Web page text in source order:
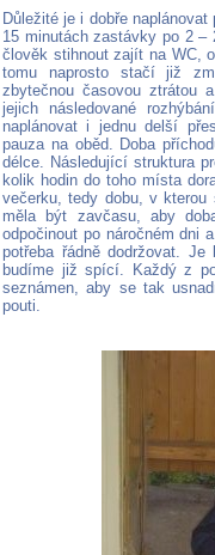
Důležité je i dobře
15 minutách zastávky po 2
člověk stihnout zajít na WC,
tomu naprosto stačí již
zbytečnou časovou ztrátou
jejich následované
naplánovat i jednu delší
pauza na oběd. Doba
délce. Následující struktura
kolik hodin do toho místa
večerku, tedy dobu, v
měla být zavčasu, aby
odpočinout po náročném dni
potřeba řádně dodržovat.
budíme již spící. Každý z
seznámen, aby se tak
pouti.